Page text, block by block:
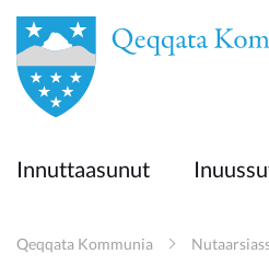
en
Innuttaasunut
Politikki
Innuttaasunut
Qeqqata Kommunia